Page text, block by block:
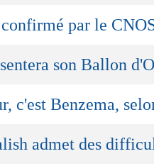
par le
son Ballon
c'est Benzema,
admet des